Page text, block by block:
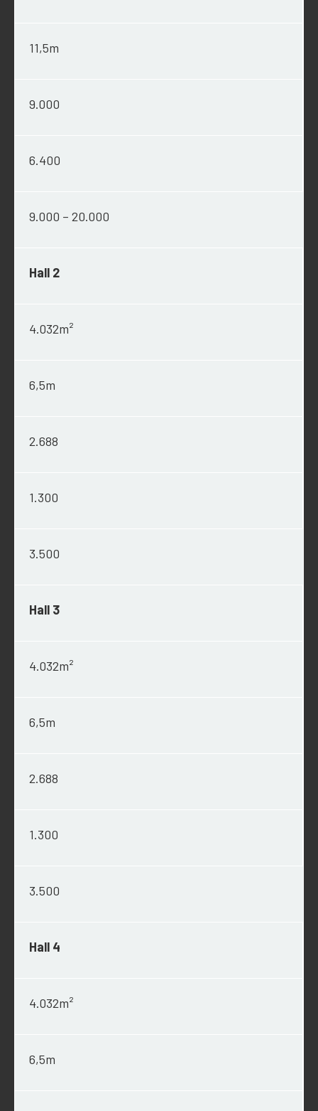
11,5m
9.000
6.400
9.000 – 20.000
Hall 2
4.032m²
6,5m
2.688
1.300
3.500
Hall 3
4.032m²
6,5m
2.688
1.300
3.500
Hall 4
4.032m²
6,5m